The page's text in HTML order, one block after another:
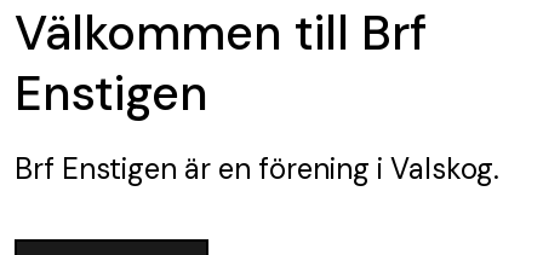
Välkommen till Brf
Enstigen
Brf Enstigen är en förening i Valskog.